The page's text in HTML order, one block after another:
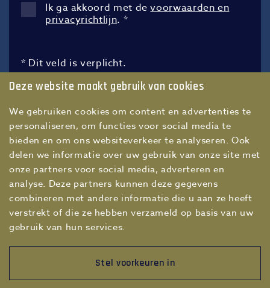
Deze website maakt gebruik van cookies
We gebruiken cookies om content en advertenties te
personaliseren, om functies voor social media te
bieden en om ons websiteverkeer te analyseren. Ook
delen we informatie over uw gebruik van onze site met
onze partners voor social media, adverteren en
analyse. Deze partners kunnen deze gegevens
combineren met andere informatie die u aan ze heeft
verstrekt of die ze hebben verzameld op basis van uw
gebruik van hun services.
Stel voorkeuren in
Ik ga akkoord met devoorwaarden en
privacyrichtlijn. *
* Dit veld is verplicht.